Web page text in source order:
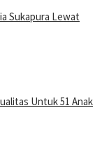
Sukapura Lewat
Untuk 51 Anak